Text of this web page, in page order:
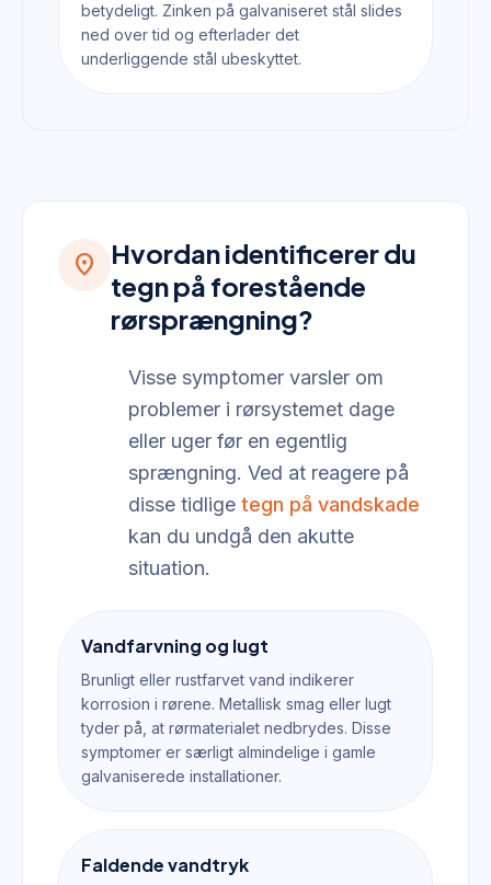
betydeligt. Zinken på galvaniseret stål slides
ned over tid og efterlader det
underliggende stål ubeskyttet.
location_on
Hvordan identificerer du
tegn på forestående
rørsprængning?
Visse symptomer varsler om
problemer i rørsystemet dage
eller uger før en egentlig
sprængning. Ved at reagere på
disse tidlige tegn på vandskade
kan du undgå den akutte
situation.
Vandfarvning og lugt
Brunligt eller rustfarvet vand indikerer
korrosion i rørene. Metallisk smag eller lugt
tyder på, at rørmaterialet nedbrydes. Disse
symptomer er særligt almindelige i gamle
galvaniserede installationer.
Faldende vandtryk